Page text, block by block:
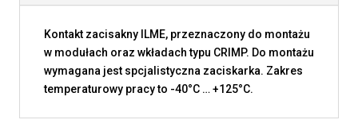
Kontakt zacisakny ILME, przeznaczony do montażu
w modułach oraz wkładach typu CRIMP. Do montażu
wymagana jest spcjalistyczna zaciskarka. Zakres
temperaturowy pracy to -40°C … +125°C.